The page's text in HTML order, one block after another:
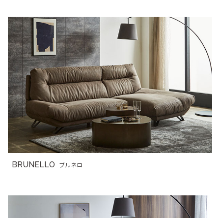
BRUNELLO ブルネロ